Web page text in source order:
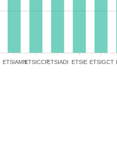
ETSIAMNETSICCPETSIADI ETSIE ETSIGCT